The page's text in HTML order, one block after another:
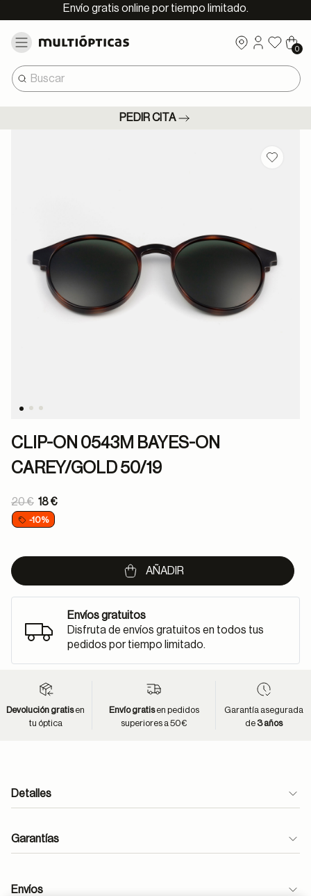
Envío gratis online por tiempo limitado.
0
PEDIR CITA
CLIP-ON 0543M BAYES-ON
CAREY/GOLD 50/19
Price reduced from
20 €
to
18 €
-10%
AÑADIR
Envíos gratuitos
Disfruta de envíos gratuitos en todos tus
pedidos por tiempo limitado.
Devolución gratisen
tu óptica
Envío gratisen pedidos
superiores a 50€
Garantía asegurada
de 3 años
Detalles
Garantías
Envíos